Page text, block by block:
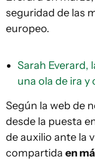
seguridad de las
europeo.
Sarah Everard,
una ola de ira
Según la web de
desde la puesta
de auxilio ante la
compartida en